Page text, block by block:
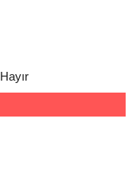
Hayır